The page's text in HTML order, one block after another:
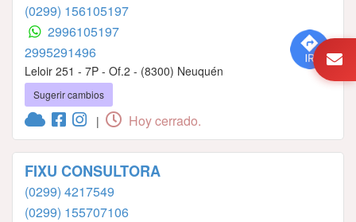
(0299) 156105197
2996105197
2995291496
Leloir 251 - 7P - Of.2 - (8300) Neuquén
Sugerir cambios
| Hoy cerrado.
FIXU CONSULTORA
(0299) 4217549
(0299) 155707106